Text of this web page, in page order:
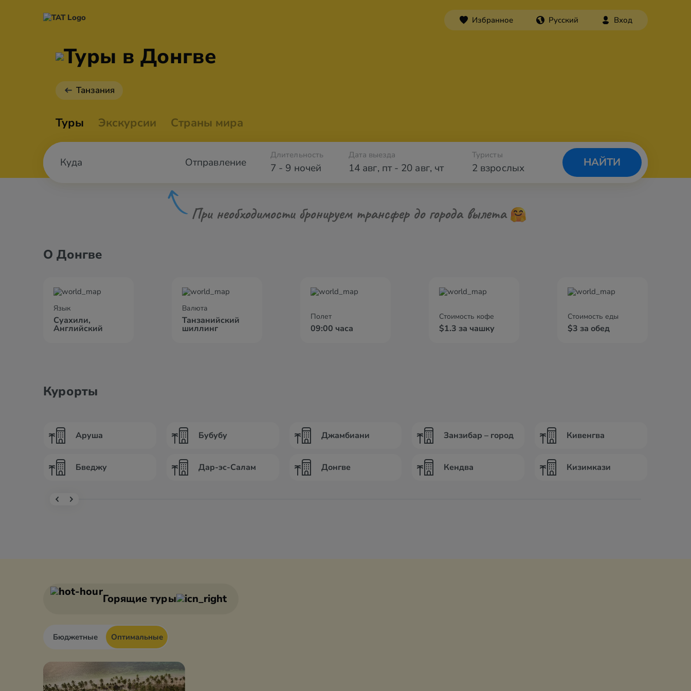
Избранное Русский Вход
Туры в Донгве
Танзания
Туры Экскурсии Страны мира
Отправление 7 - 9 ночей
Длительность Дата выезда
14 авг, пт- 20 авг, чт 2 взрослых
Туристы
НАЙТИ
При необходимости бронируем трансфер до города вылета
О Донгве
Язык
Суахили,
Английский
Валюта
Танзанийский
шиллинг
Полет
09:00 часа
Стоимость кофе
$1.3 за чашку
Стоимость еды
$3 за обед
Курорты
Аруша
Бведжу
Бубубу
Дар-эс-Салам
Джамбиани
Донгве
Занзибар – город
Кендва
Кивенгва
Кизимкази
Горящие туры
Бюджетные Оптимальные